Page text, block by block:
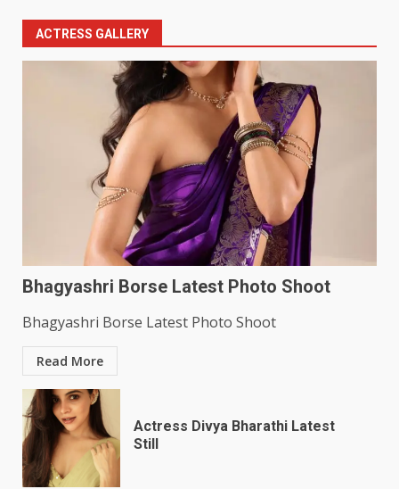
ACTRESS GALLERY
Bhagyashri Borse Latest Photo Shoot
Bhagyashri Borse Latest Photo Shoot
Read More
Actress Divya Bharathi Latest
Still